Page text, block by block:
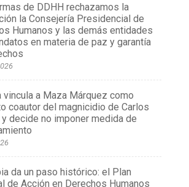
de DDHH rechazamos la
la Consejería Presidencial de
Humanos y las demás entidades
en materia de paz y garantía
vincula a Maza Márquez como
coautor del magnicidio de Carlos
decide no imponer medida de
da un paso histórico: el Plan
de Acción en Derechos Humanos